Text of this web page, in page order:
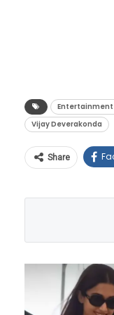
सोहळा
Entertainment
Vijay Deverakonda
Share